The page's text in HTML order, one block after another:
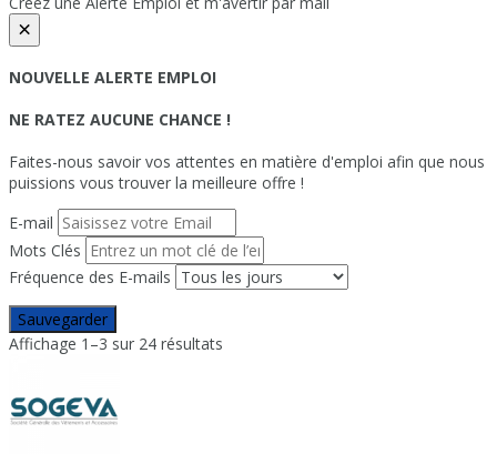
×
NOUVELLE ALERTE EMPLOI
NE RATEZ AUCUNE CHANCE !
Faites-nous savoir vos attentes en matière d'emploi afin que nous
puissions vous trouver la meilleure offre !
E-mail
Mots Clés
Fréquence des E-mails
Sauvegarder
Affichage 1–3 sur 24 résultats